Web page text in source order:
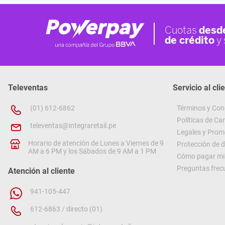
Televentas
(01) 612-6862
televentas@integraretail.pe
Horario de atención de Lunes a Viernes de 9
AM a 6 PM y los Sábados de 9 AM a 1 PM
Atención al cliente
941-105-447
612-6863 / directo (01)
Servicio al
Términos y
Políticas de
Legales y
Protección de
Cómo pagar
Preguntas